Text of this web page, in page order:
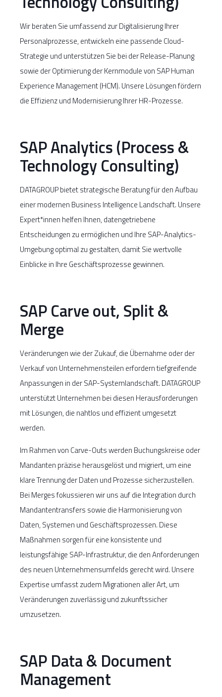
Wir beraten Sie umfassend zur Digitalisierung Ihrer
Personalprozesse, entwickeln eine passende Cloud-
Strategie und unterstützen Sie bei der Release-Planung
sowie der Optimierung der Kernmodule von SAP Human
Experience Management (HCM). Unsere Lösungen fördern
die Effizienz und Modernisierung Ihrer HR-Prozesse.
SAP Analytics (Process &
Technology Consulting)
DATAGROUP bietet strategische Beratung für den Aufbau
einer modernen Business Intelligence Landschaft. Unsere
Expert*innen helfen Ihnen, datengetriebene
Entscheidungen zu ermöglichen und Ihre SAP-Analytics-
Umgebung optimal zu gestalten, damit Sie wertvolle
Einblicke in Ihre Geschäftsprozesse gewinnen.
SAP Carve out, Split &
Merge
Veränderungen wie der Zukauf, die Übernahme oder der
Verkauf von Unternehmensteilen erfordern tiefgreifende
Anpassungen in der SAP-Systemlandschaft. DATAGROUP
unterstützt Unternehmen bei diesen Herausforderungen
mit Lösungen, die nahtlos und effizient umgesetzt
werden.
Im Rahmen von Carve-Outs werden Buchungskreise oder
Mandanten präzise herausgelöst und migriert, um eine
klare Trennung der Daten und Prozesse sicherzustellen.
Bei Merges fokussieren wir uns auf die Integration durch
Mandantentransfers sowie die Harmonisierung von
Daten, Systemen und Geschäftsprozessen. Diese
Maßnahmen sorgen für eine konsistente und
leistungsfähige SAP-Infrastruktur, die den Anforderungen
des neuen Unternehmensumfelds gerecht wird. Unsere
Expertise umfasst zudem Migrationen aller Art, um
Veränderungen zuverlässig und zukunftssicher
umzusetzen.
SAP Data & Document
Management